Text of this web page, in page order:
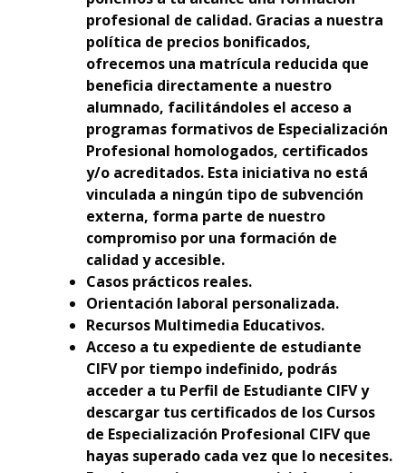
profesional de calidad. Gracias a nuestra
política de precios bonificados,
ofrecemos una matrícula reducida que
beneficia directamente a nuestro
alumnado, facilitándoles el acceso a
programas formativos de Especialización
Profesional homologados, certificados
y/o acreditados. Esta iniciativa no está
vinculada a ningún tipo de subvención
externa, forma parte de nuestro
compromiso por una formación de
calidad y accesible.
Casos prácticos reales.
Orientación laboral personalizada.
Recursos Multimedia Educativos.
Acceso a tu expediente de estudiante
CIFV por tiempo indefinido, podrás
acceder a tu Perfil de Estudiante CIFV y
descargar tus certificados de los Cursos
de Especialización Profesional CIFV que
hayas superado cada vez que lo necesites.